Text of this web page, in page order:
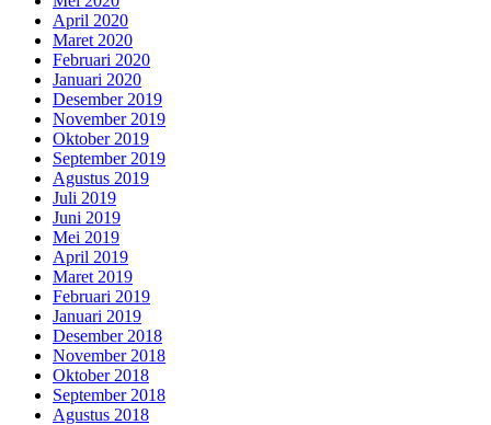
April 2020
Maret 2020
Februari 2020
Januari 2020
Desember 2019
November 2019
Oktober 2019
September 2019
Agustus 2019
Juli 2019
Juni 2019
Mei 2019
April 2019
Maret 2019
Februari 2019
Januari 2019
Desember 2018
November 2018
Oktober 2018
September 2018
Agustus 2018